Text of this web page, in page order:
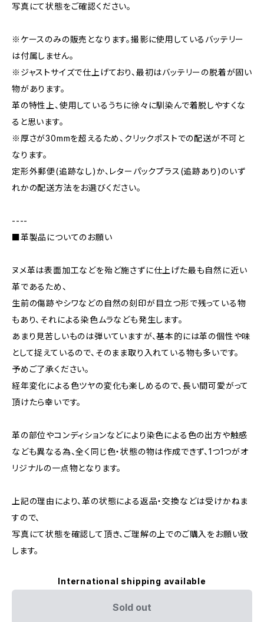
写真にて状態をご確認ください。
※ケースのみの販売となります。撮影に使用しているバッテリー
は付属しません。
※ジャストサイズで仕上げており、最初はバッテリーの脱着が固い
物があります。
革の特性上、使用しているうちに徐々に馴染んで着脱しやすくな
ると思います。
※厚さが30mmを超えるため、クリックポストでの配送が不可と
なります。
定形外郵便(追跡なし)か、レターパックプラス(追跡あり)のいず
れかの配送方法をお選びください。
----
■革製品についてのお願い
ヌメ革は表面加工などを殆ど施さずに仕上げた最も自然に近い
革であるため、
生前の傷跡やシワなどの自然の刻印が目立つ形で残っている物
もあり、それによる染色ムラなども発生します。
あまり見苦しいものは弾いていますが、基本的には革の個性や味
として捉えているので、そのまま取り入れている物も多いです。
予めご了承ください。
経年変化による色ツヤの変化も楽しめるので、長い間可愛がって
頂けたら幸いです。
革の部位やコンディションなどにより染色による色の出方や触感
なども異なる為、全く同じ色・状態の物は作成できず、1つ1つがオ
リジナルの一点物となります。
上記の理由により、革の状態による返品・交換などは受けかねま
すので、
写真にて状態を確認して頂き、ご理解の上でのご購入をお願い致
します。
International shipping available
Sold out